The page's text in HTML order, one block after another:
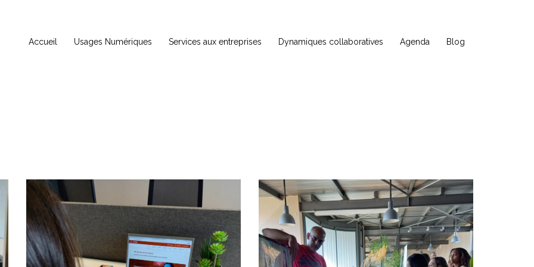
Accueil Usages Numériques Services aux entreprises Dynamiques collaboratives Agenda Blog